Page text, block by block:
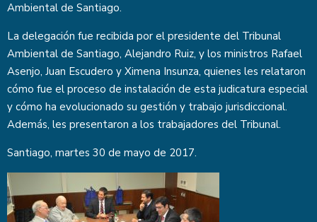
Ambiental de Santiago.
La delegación fue recibida por el presidente del Tribunal
Ambiental de Santiago, Alejandro Ruiz, y los ministros Rafael
Asenjo, Juan Escudero y Ximena Insunza, quienes les relataron
cómo fue el proceso de instalación de esta judicatura especial
y cómo ha evolucionado su gestión y trabajo jurisdiccional.
Además, les presentaron a los trabajadores del Tribunal.
Santiago, martes 30 de mayo de 2017.